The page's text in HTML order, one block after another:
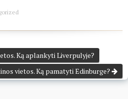
Ką aplankyti Liverpulyje?
vietos. Ką pamatyti Edinburge?